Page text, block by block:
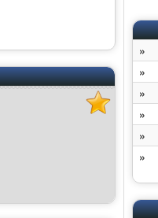
»
»
»
»
»
»